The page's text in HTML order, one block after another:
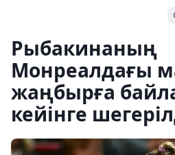
Рыбакинаның
Монреалдағы
жаңбырға
кейінге